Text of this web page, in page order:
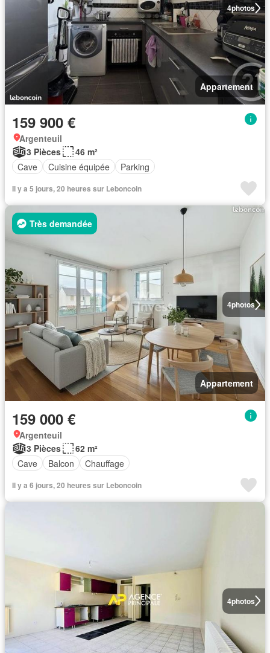
4photos
Appartement
159 900 €
Argenteuil
3 Pièces
46 m²
Cave
Cuisine équipée Parking
Il y a 5 jours, 20 heures sur Leboncoin
4photos
Très demandée
Appartement
159 000 €
Argenteuil
3 Pièces
62 m²
Cave
Balcon Chauffage
Il y a 6 jours, 20 heures sur Leboncoin
4photos